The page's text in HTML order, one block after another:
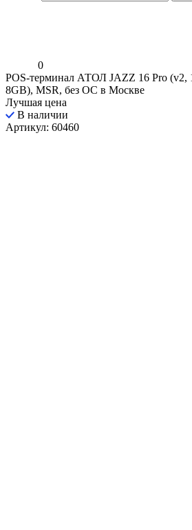
0
POS-терминал АТОЛ JAZZ 16 Pro (v2,
8GB), MSR, без ОС в Москве
Лучшая цена
В наличии
Артикул: 60460